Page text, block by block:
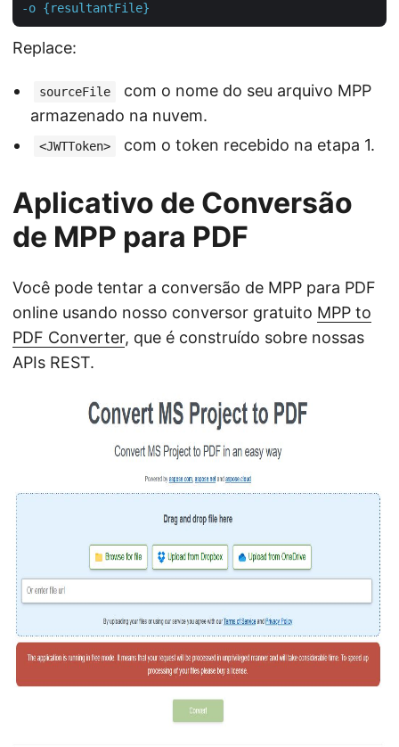
-o {resultantFile}
Replace:
sourceFile
com o nome do seu arquivo MPP
armazenado na nuvem.
<JWTToken> com o token recebido na etapa 1.
Aplicativo de Conversão
de MPP para PDF
Você pode tentar a conversão de MPP para PDF
online usando nosso conversor gratuito MPP to
PDF Converter, que é construído sobre nossas
APIs REST.